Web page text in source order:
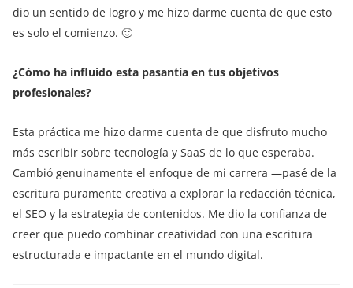
dio un sentido de logro y me hizo darme cuenta de que esto
es solo el comienzo. 🙂
¿Cómo ha influido esta pasantía en tus objetivos
profesionales?
Esta práctica me hizo darme cuenta de que disfruto mucho
más escribir sobre tecnología y SaaS de lo que esperaba.
Cambió genuinamente el enfoque de mi carrera —pasé de la
escritura puramente creativa a explorar la redacción técnica,
el SEO y la estrategia de contenidos. Me dio la confianza de
creer que puedo combinar creatividad con una escritura
estructurada e impactante en el mundo digital.